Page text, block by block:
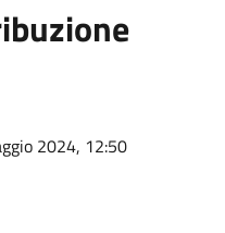
2024, 12:50